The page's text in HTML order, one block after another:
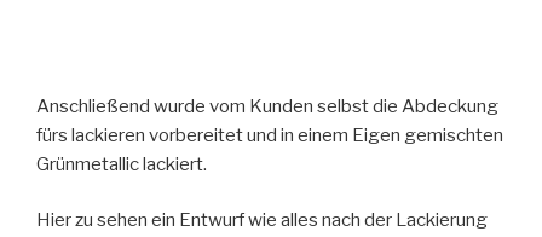
Anschließend wurde vom Kunden selbst die Abdeckung
fürs lackieren vorbereitet und in einem Eigen gemischten
Grünmetallic lackiert.
Hier zu sehen ein Entwurf wie alles nach der Lackierung